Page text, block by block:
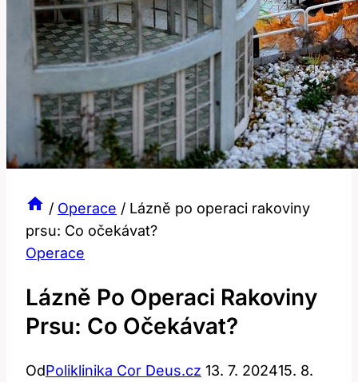
/ Operace / Lázně po operaci rakoviny
prsu: Co očekávat?
Operace
Lázně Po Operaci Rakoviny
Prsu: Co Očekávat?
OdPoliklinika Cor Deus.cz 13. 7. 202415. 8.